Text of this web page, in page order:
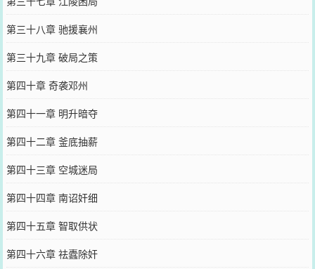
第三十八章 驰援襄州
第三十九章 破局之策
第四十章 奇袭邓州
第四十一章 明升暗夺
第四十二章 釜底抽薪
第四十三章 空城迷局
第四十四章 南诏奸细
第四十五章 智取供状
第四十六章 祛蠹除奸